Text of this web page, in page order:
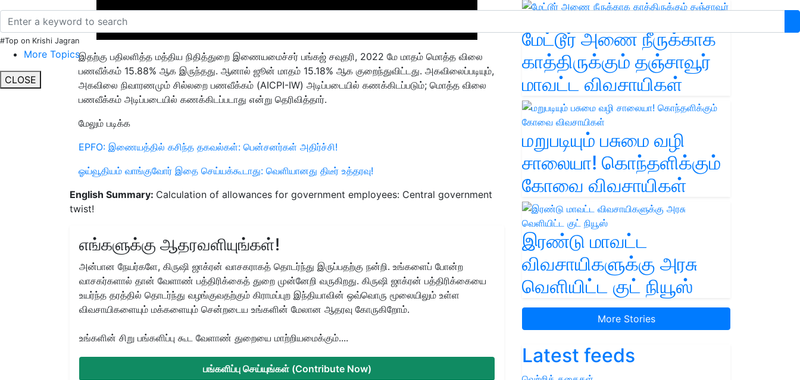
#Top on Krishi Jagran
More Topics
CLOSE
இதற்கு பதிலளித்த மத்திய நிதித்துறை இணையமைச்சர் பங்கஜ் சவுதரி, 2022 மே மாதம் மொத்த விலை
பணவீக்கம் 15.88% ஆக இருந்தது. ஆனால் ஜூன் மாதம் 15.18% ஆக குறைந்துவிட்டது. அகவிலைப்படியும்,
அகவிலை நிவாரணமும் சில்லறை பணவீக்கம் (AICPI-IW) அடிப்படையில் கணக்கிடப்படும்; மொத்த விலை
பணவீக்கம் அடிப்படையில் கணக்கிடப்படாது என்று தெரிவித்தார்.
மேலும் படிக்க
EPFO: இணையத்தில் கசிந்த தகவல்கள்: பென்சனர்கள் அதிர்ச்சி!
ஓய்வூதியம் வாங்குவோர் இதை செய்யக்கூடாது: வெளியானது திடீர் உத்தரவு!
English Summary: Calculation of allowances for government employees: Central government
twist!
எங்களுக்கு ஆதரவளியுங்கள்!
அன்பான நேயர்களே, கிருஷி ஜாக்ரன் வாசகராகத் தொடர்ந்து இருப்பதற்கு நன்றி. உங்களைப் போன்ற
வாசகர்களால் தான் வேளாண் பத்திரிக்கைத் துறை முன்னேறி வருகிறது. கிருஷி ஜாக்ரன் பத்திரிக்கையை
உயர்ந்த தரத்தில் தொடர்ந்து வழங்குவதற்கும் கிராமப்புற இந்தியாவின் ஒவ்வொரு மூலையிலும் உள்ள
விவசாயிகளையும் மக்களையும் சென்றடைய உங்களின் மேலான ஆதரவு கோருகிறோம்.
உங்களின் சிறு பங்களிப்பு கூட வேளாண் துறையை மாற்றியமைக்கும்....
பங்களிப்பு செய்யுங்கள் (Contribute Now)
மேட்டூர் அணை நீருக்காக
காத்திருக்கும் தஞ்சாவூர்
மாவட்ட விவசாயிகள்
மறுபடியும் பசுமை வழி
சாலையா! கொந்தளிக்கும்
கோவை விவசாயிகள்
இரண்டு மாவட்ட
விவசாயிகளுக்கு அரசு
வெளியிட்ட குட் நியூஸ்
More Stories
Latest feeds